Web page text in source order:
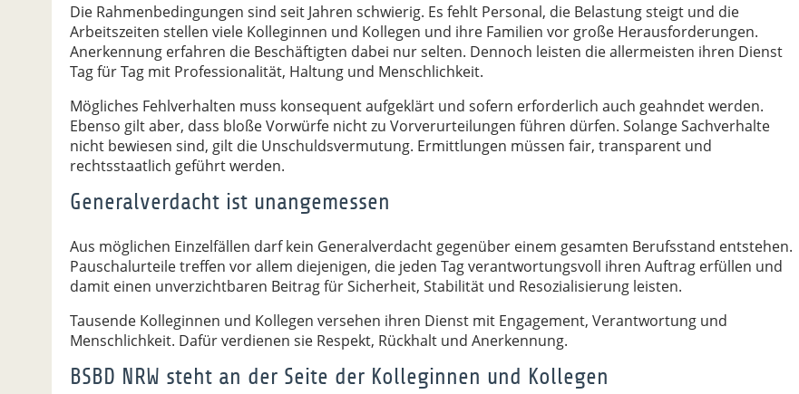
Die Rahmenbedingungen sind seit Jahren schwierig. Es fehlt Personal, die Belastung steigt und die
Arbeitszeiten stellen viele Kolleginnen und Kollegen und ihre Familien vor große Herausforderungen.
Anerkennung erfahren die Beschäftigten dabei nur selten. Dennoch leisten die allermeisten ihren Dienst
Tag für Tag mit Professionalität, Haltung und Menschlichkeit.
Mögliches Fehlverhalten muss konsequent aufgeklärt und sofern erforderlich auch geahndet werden.
Ebenso gilt aber, dass bloße Vorwürfe nicht zu Vorverurteilungen führen dürfen. Solange Sachverhalte
nicht bewiesen sind, gilt die Unschuldsvermutung. Ermittlungen müssen fair, transparent und
rechtsstaatlich geführt werden.
Generalverdacht ist unangemessen
Aus möglichen Einzelfällen darf kein Generalverdacht gegenüber einem gesamten Berufsstand entstehen.
Pauschalurteile treffen vor allem diejenigen, die jeden Tag verantwortungsvoll ihren Auftrag erfüllen und
damit einen unverzichtbaren Beitrag für Sicherheit, Stabilität und Resozialisierung leisten.
Tausende Kolleginnen und Kollegen versehen ihren Dienst mit Engagement, Verantwortung und
Menschlichkeit. Dafür verdienen sie Respekt, Rückhalt und Anerkennung.
BSBD NRW steht an der Seite der Kolleginnen und Kollegen